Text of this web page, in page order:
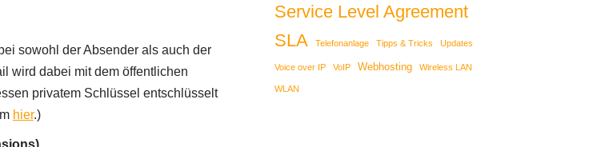
sowohl der Absender als auch der
wird dabei mit dem öffentlichen
privatem Schlüssel entschlüsselt
hier.)
Service Level Agreement
SLA
Telefonanlage Tipps & Tricks Updates
Voice over IP VoIP Webhosting Wireless LAN
WLAN